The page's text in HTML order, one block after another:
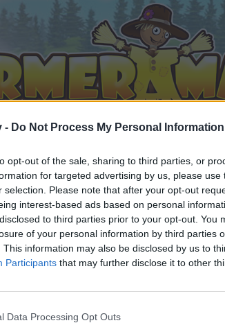
- Do Not Process My Personal Information
opt-out of the sale, sharing to third parties, or
for targeted advertising by us, please
selection. Please note that after your opt-out
interest-based ads based on personal
to third parties prior to your opt-out. You
of your personal information by third parties
This information may also be disclosed by us to
Participants that may further disclose it to other
Data Processing Opt Outs
Κουβεντούλα για τα επίπεδα
του φόρουμ ή να δημιουργείς τα δικά
Ανυπομονούμε να σε